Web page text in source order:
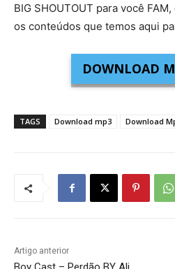
BIG SHOUTOUT para você
os conteúdos que temos aqui
DOWNLOAD
TAGS Download mp3 Download
Artigo anterior